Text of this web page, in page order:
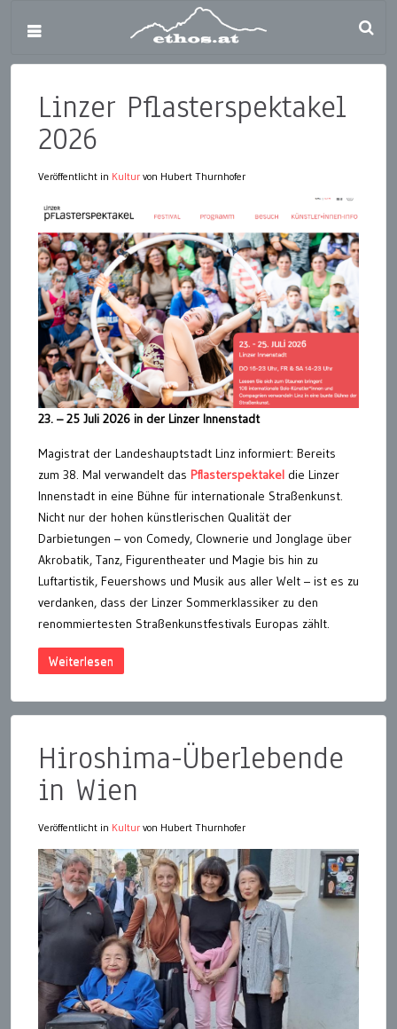
Linzer Pflasterspektakel
2026
Veröffentlicht in Kultur von Hubert Thurnhofer
23. – 25 Juli 2026 in der Linzer Innenstadt
Magistrat der Landeshauptstadt Linz informiert: Bereits
zum 38. Mal verwandelt das Pflasterspektakel die Linzer
Innenstadt in eine Bühne für internationale Straßenkunst.
Nicht nur der hohen künstlerischen Qualität der
Darbietungen – von Comedy, Clownerie und Jonglage über
Akrobatik, Tanz, Figurentheater und Magie bis hin zu
Luftartistik, Feuershows und Musik aus aller Welt – ist es zu
verdanken, dass der Linzer Sommerklassiker zu den
renommiertesten Straßenkunstfestivals Europas zählt.
Weiterlesen
Hiroshima-Überlebende
in Wien
Veröffentlicht in Kultur von Hubert Thurnhofer